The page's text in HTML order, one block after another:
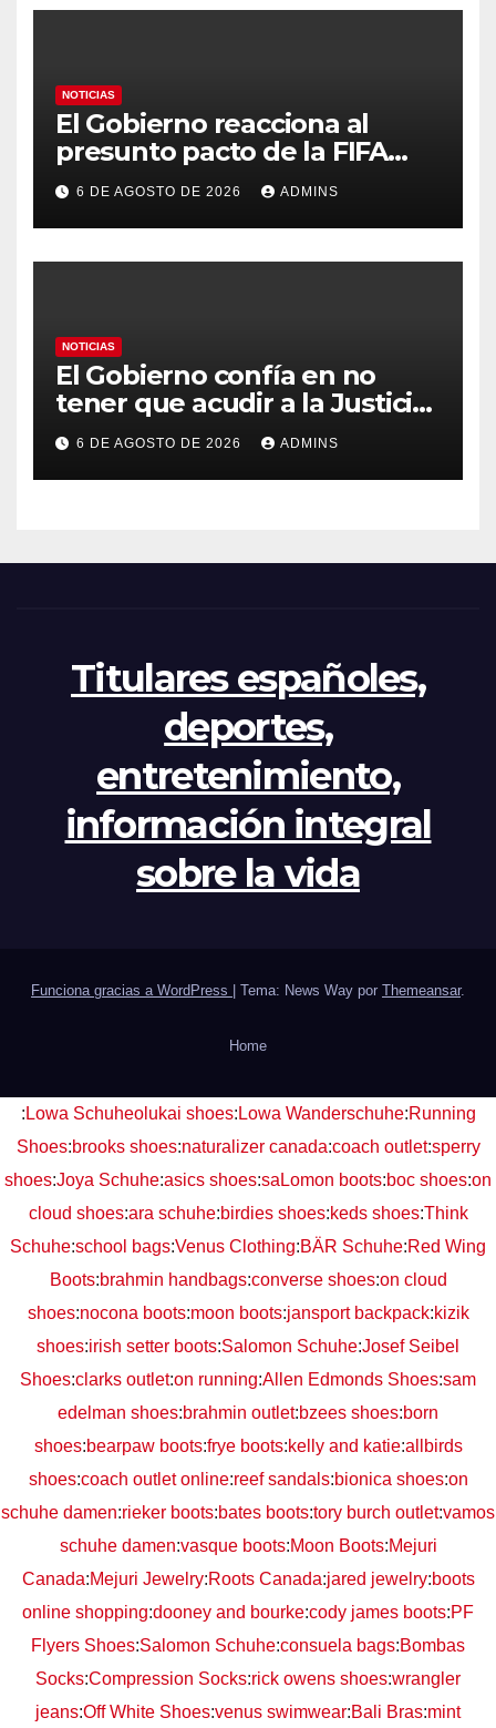
NOTICIAS
El Gobierno reacciona al
presunto pacto de la FIFA
con Marruecos para acoger la
final del Mundial 2030:
«Tiene que ser en España»
6 DE AGOSTO DE 2026 ADMINS
NOTICIAS
El Gobierno confía en no
tener que acudir a la Justicia
por el reparto de menores
mientras el PP pide la
apertura del Congreso por la
6 DE AGOSTO DE 2026 ADMINS
Titulares españoles,
deportes,
entretenimiento,
información integral
sobre la vida
Funciona gracias a WordPress Tema: News Way por Themeansar.
Home
: Lowa Schuheolukai shoes: Lowa Wanderschuhe:Running
Shoes:brooks shoes:naturalizer canada:coach outlet:sperry
shoes:Joya Schuhe:asics shoes:saLomon boots:boc shoes:on
cloud shoes:ara schuhe:birdies shoes:keds shoes:Think
Schuhe:school bags:Venus Clothing:BÄR Schuhe:Red Wing
Boots:brahmin handbags:converse shoes:on cloud
shoes:nocona boots:moon boots:jansport backpack:kizik
shoes:irish setter boots:Salomon Schuhe:Josef Seibel
Shoes:clarks outlet:on running:Allen Edmonds Shoes:sam
edelman shoes:brahmin outlet:bzees shoes:born
shoes:bearpaw boots:frye boots:kelly and katie:allbirds
shoes:coach outlet online:reef sandals:bionica shoes:on
schuhe damen:rieker boots:bates boots:tory burch outlet:vamos
schuhe damen:vasque boots:Moon Boots:Mejuri
Canada:Mejuri Jewelry:Roots Canada:jared jewelry:boots
online shopping:dooney and bourke:cody james boots:PF
Flyers Shoes:Salomon Schuhe:consuela bags:Bombas
Socks:Compression Socks:rick owens shoes:wrangler
jeans:Off White Shoes:venus swimwear:Bali Bras:mint